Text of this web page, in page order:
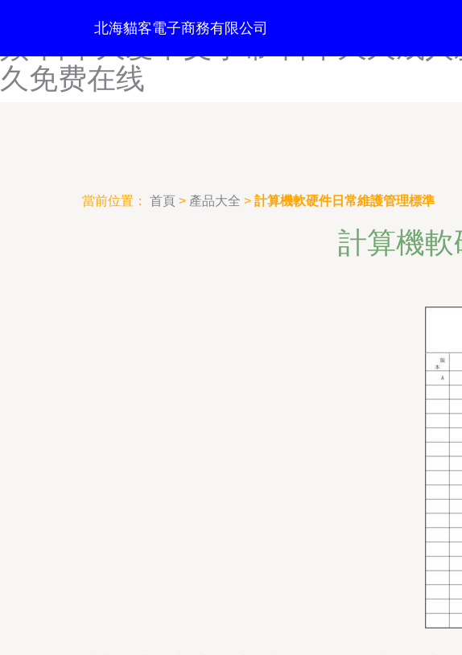
日本精品一区二区-日本精品一区
久免费在线
北海貓客電子商務有限公司
當前位置： 首頁 > 產品大全 > 計算機軟硬件日常維護管理標準
計算機